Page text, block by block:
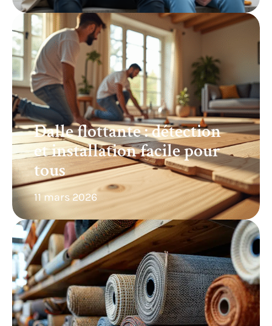
Dalle flottante : détection
et installation facile pour
tous
11 mars 2026